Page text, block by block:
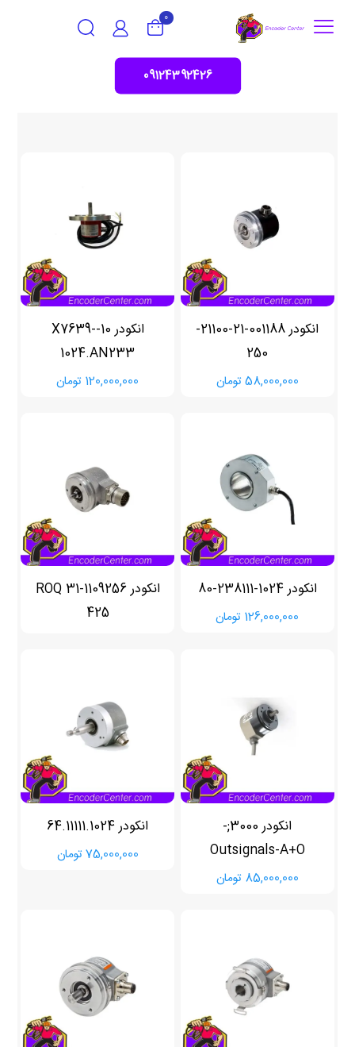
0
09124392426
انکودر 001188-21-21100-
250
58,000,000تومان
انکودر 10-X7639-
1024.AN233
120,000,000 تومان
انکودر 1024-238111-80
126,000,000 تومان
انکودر 1109256-31 ROQ
425
انکودر 3000;-
Outsignals-A+O
85,000,000 تومان
انکودر 64.11111.1024
75,000,000تومان